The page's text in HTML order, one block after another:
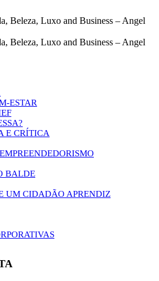
ESTAR
E CRÍTICA
BALDE
UM CIDADÃO APRENDIZ